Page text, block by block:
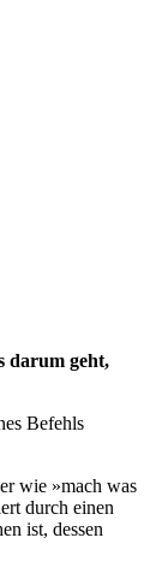
darum geht,
Befehls
wie »mach was
durch einen
ist, dessen